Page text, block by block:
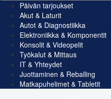
Päivän tarjoukset
Akut & Laturit
Autot & Diagnostiikka
Elektroniikka & Komponentit
Konsolit & Videopelit
Työkalut & Mittaus
IT & Yhteydet
Juottaminen & Reballing
Matkapuhelimet & Tabletit